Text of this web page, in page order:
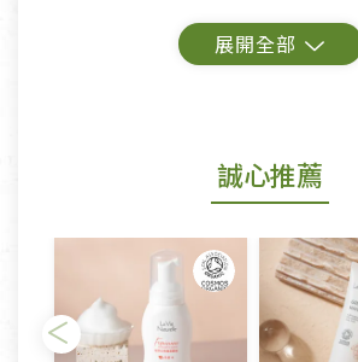
鑑賞期商品說明：
若您購買的商品有下列「不適用七天
形者，除商品瑕疵以外，恕不接受退
依消保法之規定提供該商品七天免
日)的服務，原則上若商品未經使用
瑕疵)，一般皆可申請退換貨。
誠心推薦